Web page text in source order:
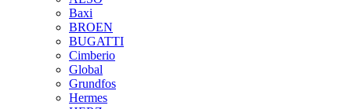
Baxi
BROEN
BUGATTI
Cimberio
Global
Grundfos
Hermes